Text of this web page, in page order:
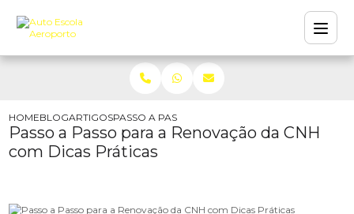
HOMEBLOGARTIGOSPASSO A PASSO PARA A RENOVAÇÃO DA CNH
Passo a Passo para a Renovação da CNH
com Dicas Práticas